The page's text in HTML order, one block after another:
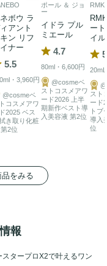
ボウ ラ
アント
ン リフ
ナー
5.5
・3,960円
@cosmeベ
コスメアワ
2025 ベス
き取り化粧
2位
ポール ＆ ジョ
ー
イドラ プル
ミエール
4.7
80ml・6,600円
@cosmeベ
ストコスメアワ
ード2026 上半
期新作ベスト導
入美容液 第2位
RMK
ー
イル
スト
ード
トブ
導入
位
をみる
報
スタープロX2で叶えるワン